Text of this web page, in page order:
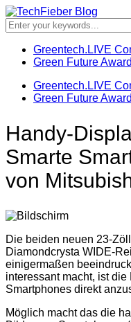
Greentech.LIVE
Green Future
Greentech.LIVE
Green Future
Handy-
Smarte
von
Die beiden neuen 23-
Diamondcrysta WIDE-
einigermaßen
interessant macht, ist die
Smartphones direkt
Möglich macht das die